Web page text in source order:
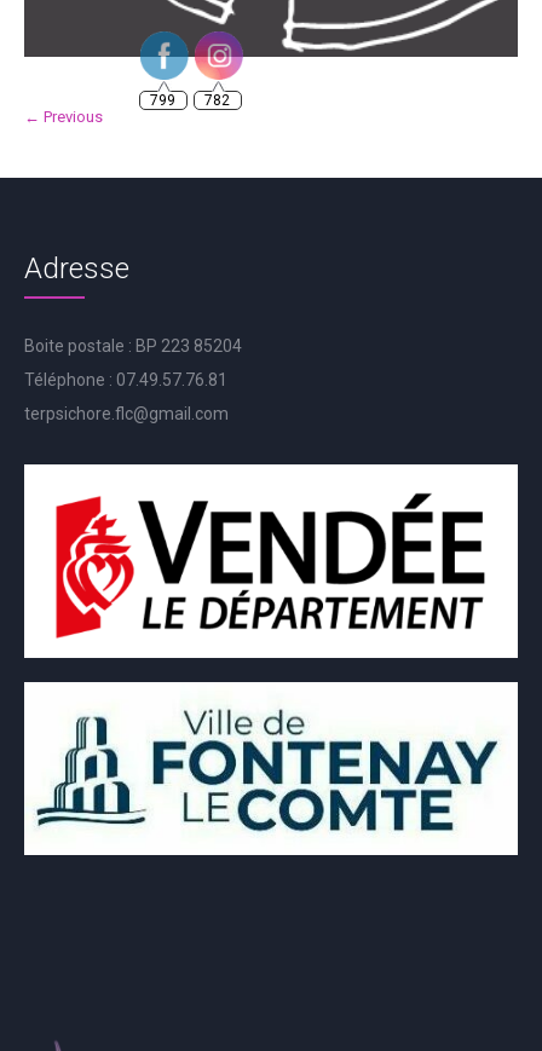
← Previous
Adresse
Boite postale : BP 223 85204
Téléphone : 07.49.57.76.81
terpsichore.flc@gmail.com
799 782